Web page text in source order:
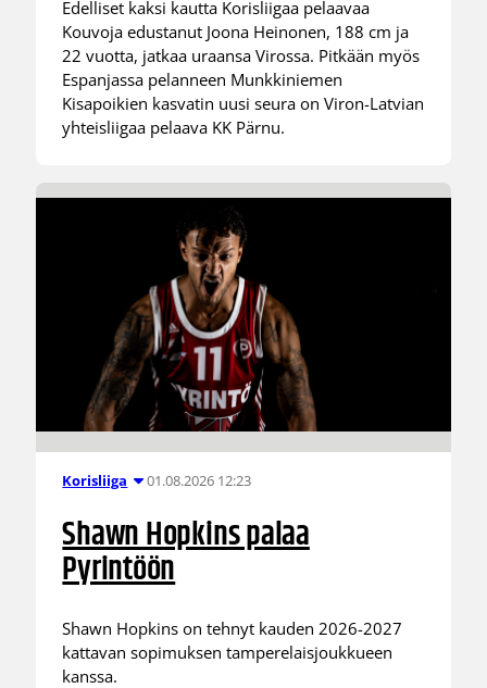
Edelliset kaksi kautta Korisliigaa pelaavaa
Kouvoja edustanut Joona Heinonen, 188 cm ja
22 vuotta, jatkaa uraansa Virossa. Pitkään myös
Espanjassa pelanneen Munkkiniemen
Kisapoikien kasvatin uusi seura on Viron-Latvian
yhteisliigaa pelaava KK Pärnu.
Korisliiga 01.08.2026 12:23
Shawn Hopkins palaa
Pyrintöön
Shawn Hopkins on tehnyt kauden 2026-2027
kattavan sopimuksen tamperelaisjoukkueen
kanssa.